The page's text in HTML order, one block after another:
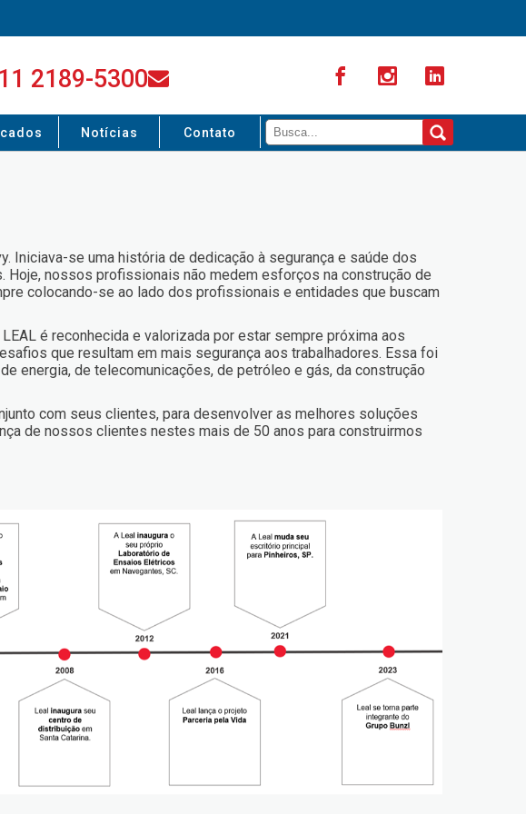
11 2189-5300
Notícias Contato
Iniciava-se uma história de dedicação à segurança e saúde dos
nossos profissionais não medem esforços na construção de
colocando-se ao lado dos profissionais e entidades que buscam
é reconhecida e valorizada por estar sempre próxima aos
que resultam em mais segurança aos trabalhadores. Essa foi
energia, de telecomunicações, de petróleo e gás, da construção
com seus clientes, para desenvolver as melhores soluções
de nossos clientes nestes mais de 50 anos para construirmos